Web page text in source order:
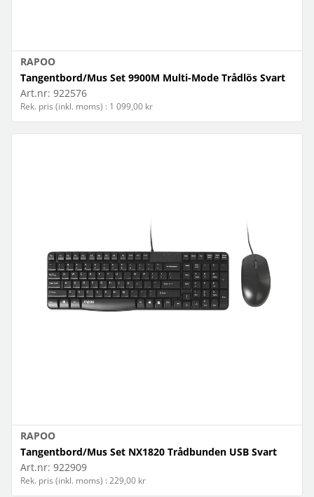
RAPOO
Tangentbord/Mus Set 9900M Multi-Mode Trådlös Svart
Art.nr: 922576
Rek. pris (inkl. moms) : 1 099,00 kr
RAPOO
Tangentbord/Mus Set NX1820 Trådbunden USB Svart
Art.nr: 922909
Rek. pris (inkl. moms) : 229,00 kr